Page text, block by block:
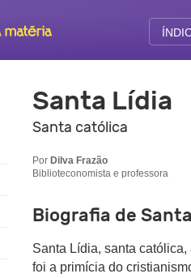
Santa Lídia
Santa católica
Por Dilva Frazão
Biblioteconomista e professora
Biografia de
Santa Lídia, santa
foi a primícia do